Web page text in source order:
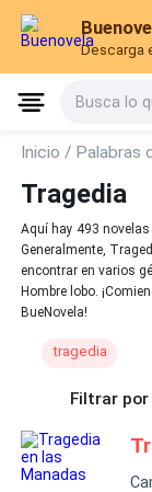
Descarga
Busca lo
Inicio / Palabras
Tragedia
Aquí hay 493
Generalmente,
encontrar en varios
Hombre lobo.
BueNovela!
tragedia
Filtrar por